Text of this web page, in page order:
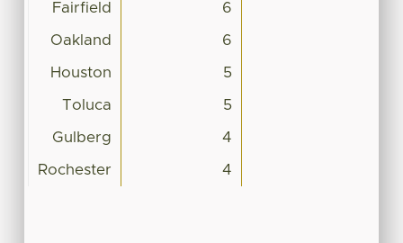
Fairfield 6
Oakland 6
Houston 5
Toluca 5
Gulberg 4
Rochester 4